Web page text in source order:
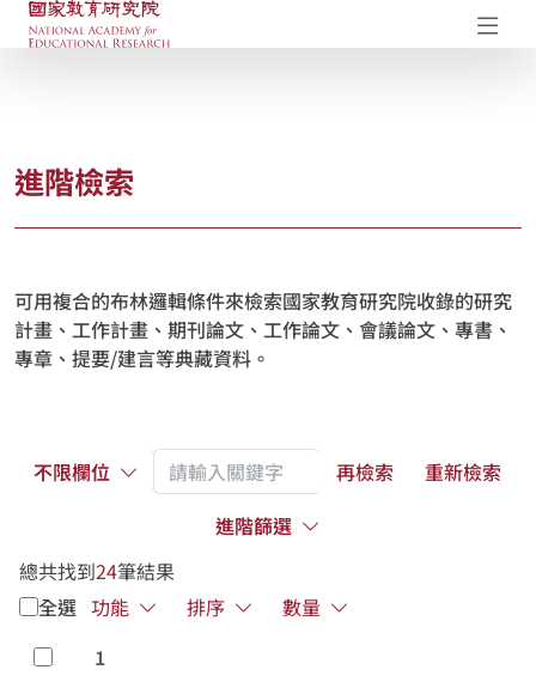
國家教育研究院-研究成果典藏庫
進階檢索
可用複合的布林邏輯條件來檢索國家教育研究院收錄的研究
計畫、工作計畫、期刊論文、工作論文、會議論文、專書、
專章、提要/建言等典藏資料。
不限欄位 再檢索
重新檢索
進階篩選
總共找到24筆結果
全選 功能 排序
數量
勾選
1